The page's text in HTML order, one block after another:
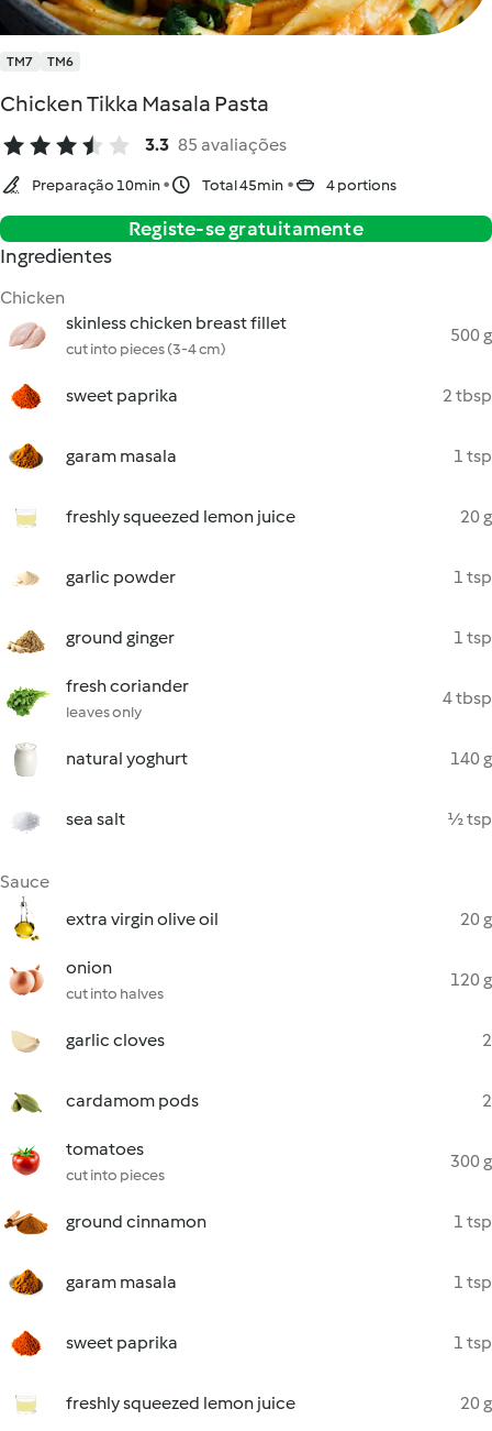
TM7 TM6
Chicken Tikka Masala Pasta
3.3 85 avaliações
Preparação 10min Total 45min 4 portions
Registe-se gratuitamente
Ingredientes
Chicken
skinless chicken breast fillet
cut into pieces (3-4 cm)
500 g
sweet paprika 2 tbsp
garam masala 1 tsp
freshly squeezed lemon juice 20 g
garlic powder 1 tsp
ground ginger 1 tsp
fresh coriander
leaves only
4 tbsp
natural yoghurt 140 g
sea salt ½ tsp
Sauce
extra virgin olive oil
20 g
onion
cut into halves
120 g
garlic cloves 2
cardamom pods 2
tomatoes
cut into pieces
300 g
ground cinnamon 1 tsp
garam masala 1 tsp
sweet paprika 1 tsp
freshly squeezed lemon juice 20 g